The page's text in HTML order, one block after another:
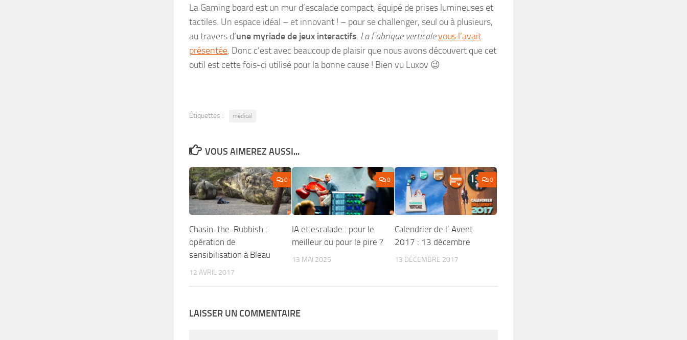
La Gaming board est un mur d’escalade compact, équipé de prises lumineuses et
tactiles. Un espace idéal – et innovant ! – pour se challenger, seul ou à plusieurs,
au travers d’une myriade de jeux interactifs. La Fabrique verticalevous l’avait
présentée. Donc c’est avec beaucoup de plaisir que nous avons découvert que cet
outil est cette fois-ci utilisé pour la bonne cause ! Bien vu Luxov 😉
Étiquettes : médical
VOUS AIMEREZ AUSSI...
0
Chasin-the-Rubbish :
opération de
sensibilisation à Bleau
12 AVRIL 2017
0
IA et escalade : pour le
meilleur ou pour le pire ?
13 MAI 2025
0
Calendrier de l’ Avent
2017 : 13 décembre
13 DÉCEMBRE 2017
LAISSER UN COMMENTAIRE